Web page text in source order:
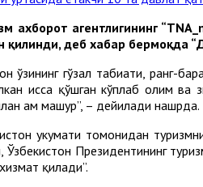
ахборот агентлигининг
қилинди, деб хабар бермоқда
ўзининг гўзал табиати, ранг-
ҳисса қўшган кўплаб олим
ҳам машҳур”, – дейилади нашрда.
ҳукумати томонидан
Президентининг
қилади”.